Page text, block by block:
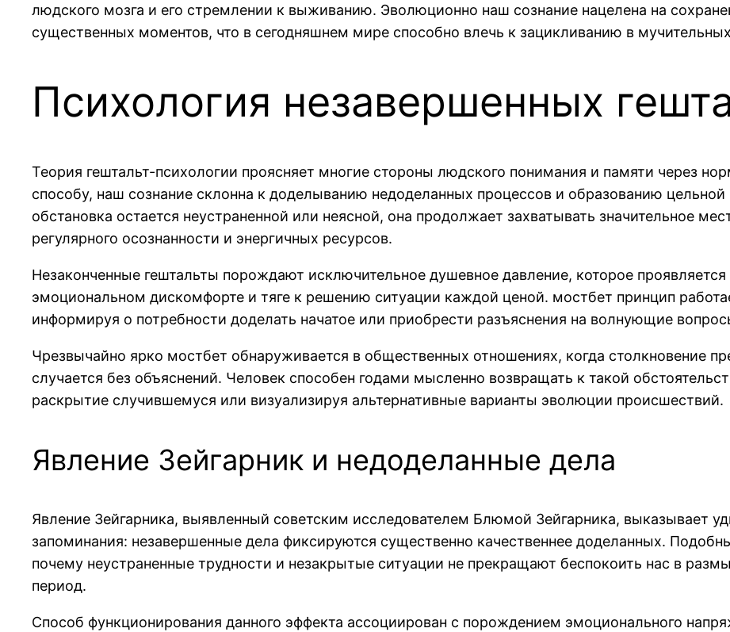
людского мозга и его стремлении к выживанию. Эволюционно наш сознание нацелена на
существенных моментов, что в сегодняшнем мире способно влечь к зацикливанию в
Психология незавершенных
Теория гештальт-психологии проясняет многие стороны людского понимания и памяти через
способу, наш сознание склонна к доделыванию недоделанных процессов и образованию
обстановка остается неустраненной или неясной, она продолжает захватывать значительное
регулярного осознанности и энергичных ресурсов.
Незаконченные гештальты порождают исключительное душевное давление, которое
эмоциональном дискомфорте и тяге к решению ситуации каждой ценой. мостбет принцип
информируя о потребности доделать начатое или приобрести разъяснения на волнующие
Чрезвычайно ярко мостбет обнаруживается в общественных отношениях, когда столкновение
случается без объяснений. Человек способен годами мысленно возвращать к такой
раскрытие случившемуся или визуализируя альтернативные варианты эволюции происшествий.
Явление Зейгарник и недоделанные дела
Явление Зейгарника, выявленный советским исследователем Блюмой Зейгарника, выказывает
запоминания: незавершенные дела фиксируются существенно качественнее доделанных.
почему неустраненные трудности и незакрытые ситуации не прекращают беспокоить нас в
период.
Способ функционирования данного эффекта ассоциирован с порождением эмоционального